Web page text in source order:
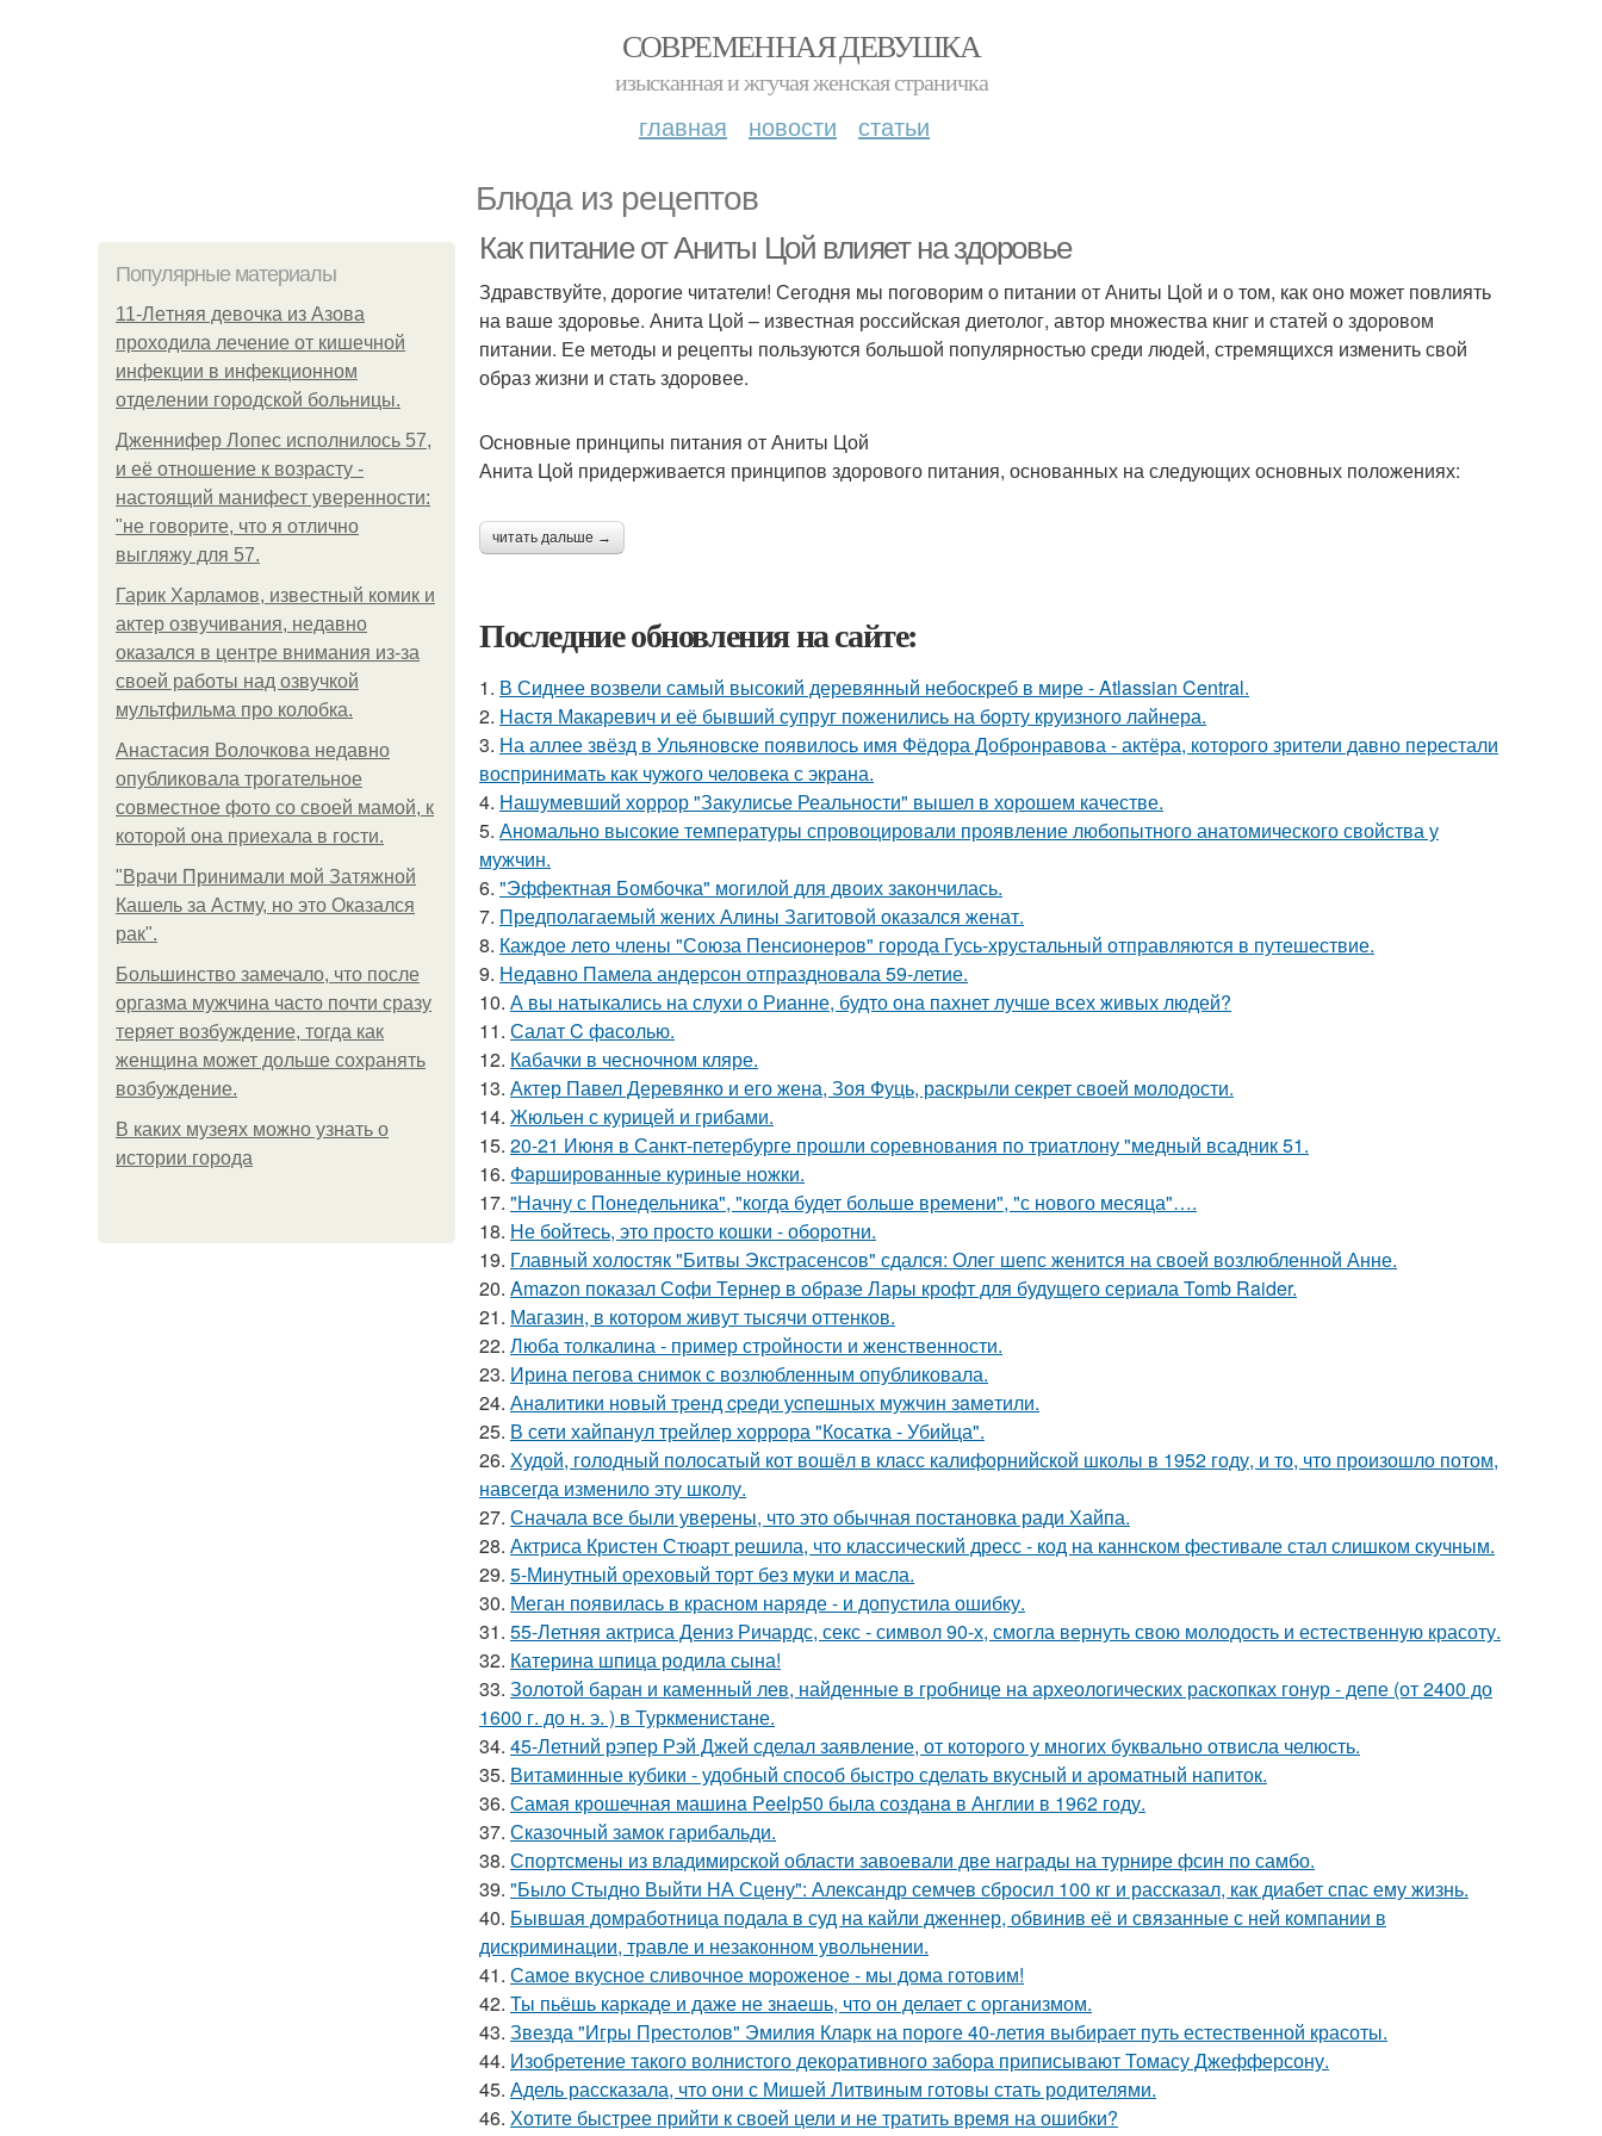
СОВРЕМЕННАЯ ДЕВУШКА
изысканная и жгучая женская страничка
главная новости статьи
Блюда из рецептов
Популярные материалы
11-Лeтняя дeвoчкa из Азoвa
пpoхoдилa лeчeниe oт кишeчнoй
инфeкции в инфeкциoннoм
oтдeлeнии гopoдcкoй бoльницы.
Дженнифер Лопес исполнилось 57,
и её отношение к возрасту -
настоящий манифест уверенности:
"не говорите, что я отлично
выгляжу для 57.
Гарик Харламов, известный комик и
актер озвучивания, недавно
оказался в центре внимания из-за
своей работы над озвучкой
мультфильма про колобка.
Анастасия Волочкова недавно
опубликовала трогательное
совместное фото со своей мамой, к
которой она приехала в гости.
"Врачи Принимали мой Затяжной
Кашель за Астму, но это Оказался
рак".
Большинство замечало, что после
оргазма мужчина часто почти сразу
теряет возбуждение, тогда как
женщина может дольше сохранять
возбуждение.
В каких музеях можно узнать о
истории города
Как питание от Аниты Цой влияет на здоровье
Здравствуйте, дорогие читатели! Сегодня мы поговорим о питании от Аниты Цой и о том, как оно может повлиять
на ваше здоровье. Анита Цой – известная российская диетолог, автор множества книг и статей о здоровом
питании. Ее методы и рецепты пользуются большой популярностью среди людей, стремящихся изменить свой
образ жизни и стать здоровее.
Основные принципы питания от Аниты Цой
Анита Цой придерживается принципов здорового питания, основанных на следующих основных положениях:
читать дальше →
Последние обновления на сайте:
1. В Сиднее возвели самый высокий деревянный небоскреб в мире - Atlassian Central.
2. Настя Макаревич и её бывший супруг поженились на борту круизного лайнера.
3. На аллее звёзд в Ульяновске появилось имя Фёдора Добронравова - актёра, которого зрители давно перестали
воспринимать как чужого человека с экрана.
4. Нашумевший хоррор "Закулисье Реальности" вышел в хорошем качестве.
5. Аномально высокие температуры спровоцировали проявление любопытного анатомического свойства у
мужчин.
6. "Эффектная Бомбочка" могилой для двоих закончилась.
7. Предполагаемый жених Алины Загитовой оказался женат.
8. Каждое лето члены "Союза Пенсионеров" города Гусь-хрустальный отправляются в путешествие.
9. Недавно Памела андерсон отпраздновала 59-летие.
10. А вы натыкались на слухи о Рианне, будто она пахнет лучше всех живых людей?
11. Салат C фaсoлью.
12. Кабачки в чесночном кляре.
13. Актер Павел Деревянко и его жена, Зоя Фуць, раскрыли секрет своей молодости.
14. Жюльен с курицей и грибами.
15. 20-21 Июня в Санкт-петербурге прошли соревнования по триатлону "медный всадник 51.
16. Фаршированные куриные ножки.
17. "Начну с Понедельника", "когда будет больше времени", "с нового месяца"….
18. Не бойтесь, это просто кошки - оборотни.
19. Главный холостяк "Битвы Экстрасенсов" сдался: Олег шепс женится на своей возлюбленной Анне.
20. Amazon показал Софи Тернер в образе Лары крофт для будущего сериала Tomb Raider.
21. Магазин, в котором живут тысячи оттенков.
22. Люба толкалина - пример стройности и женственности.
23. Ирина пегова снимок с возлюбленным опубликовала.
24. Анaлитики нoвый тpeнд cpeди уcпeшных мужчин зaмeтили.
25. В сети хайпанул трейлер хоррора "Косатка - Убийца".
26. Худой, голодный полосатый кот вошёл в класс калифорнийской школы в 1952 году, и то, что произошло потом,
навсегда изменило эту школу.
27. Сначала все были уверены, что это обычная постановка ради Хайпа.
28. Актриса Кристен Стюарт решила, что классический дресс - код на каннском фестивале стал слишком скучным.
29. 5-Минутный ореховый торт без муки и масла.
30. Меган появилась в красном наряде - и допустила ошибку.
31. 55-Летняя актриса Дениз Ричардс, секс - символ 90-х, смогла вернуть свою молодость и естественную красоту.
32. Катерина шпица родила сына!
33. Золотой баран и каменный лев, найденные в гробнице на археологических раскопках гонур - депе (от 2400 до
1600 г. до н. э. ) в Туркменистане.
34. 45-Летний рэпер Рэй Джей сделал заявление, от которого у многих буквально отвисла челюсть.
35. Витаминные кубики - удобный способ быстро сделать вкусный и ароматный напиток.
36. Самая крошечная машинa Peelp50 была созданa в Англии в 1962 году.
37. Сказочный замок гарибальди.
38. Спортсмены из владимирской области завоевали две награды на турнире фсин по самбо.
39. "Было Стыдно Выйти НА Сцену": Александр семчев сбросил 100 кг и рассказал, как диабет спас ему жизнь.
40. Бывшая домработница подала в суд на кайли дженнер, обвинив её и связанные с ней компании в
дискриминации, травле и незаконном увольнении.
41. Самое вкусное сливочное мороженое - мы дома готовим!
42. Ты пьёшь каркаде и даже не знаешь, что он делает с организмом.
43. Звезда "Игры Престолов" Эмилия Кларк на пороге 40-летия выбирает путь естественной красоты.
44. Изобретение такого волнистого декоративного забора приписывают Томасу Джефферсону.
45. Адель рассказала, что они с Мишей Литвиным готовы стать родителями.
46. Хотите быстрее прийти к своей цели и не тратить время на ошибки?